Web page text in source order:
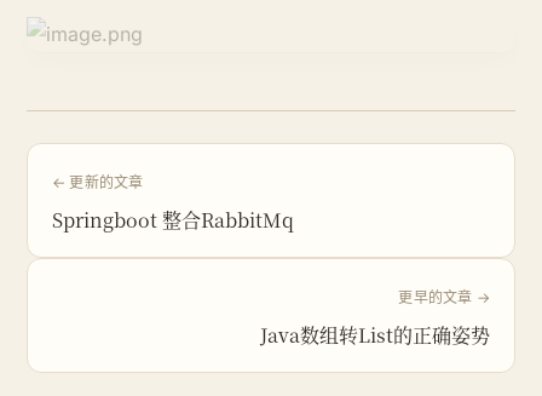
← 更新的文章
Springboot 整合RabbitMq
更早的文章 →
Java数组转List的正确姿势